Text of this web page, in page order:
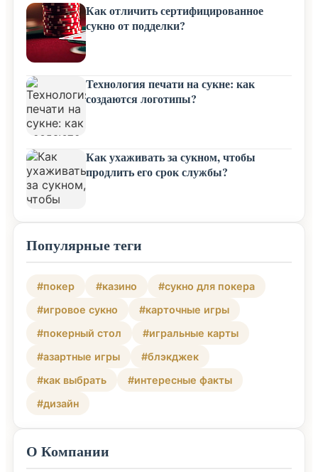
Как отличить сертифицированное
сукно от подделки?
Технология печати на сукне: как
создаются логотипы?
Как ухаживать за сукном, чтобы
продлить его срок службы?
Популярные теги
#покер #казино
#сукно для покера
#игровое сукно
#карточные игры
#покерный стол
#игральные карты
#азартные игры
#блэкджек
#как выбрать
#интересные факты
#дизайн
О Компании